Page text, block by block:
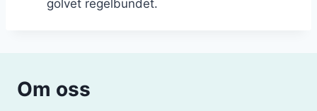
golvet regelbundet.
Om oss